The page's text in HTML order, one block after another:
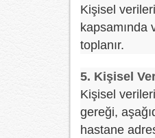
Kişisel
kapsamında
toplanır.
5. Kişisel
Kişisel
gereği,
hastane